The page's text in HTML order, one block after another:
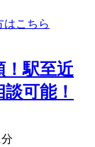
はこちら
！駅至近
可能！